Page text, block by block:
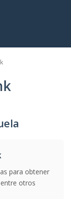
para obtener
otros